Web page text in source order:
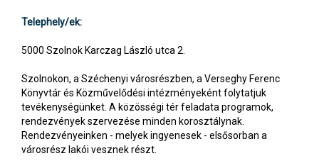
Telephely/ek:
5000 Szolnok Karczag László utca 2.
Szolnokon, a Széchenyi városrészben, a Verseghy Ferenc
Könyvtár és Közművelődési intézményeként folytatjuk
tevékenységünket. A közösségi tér feladata programok,
rendezvények szervezése minden korosztálynak.
Rendezvényeinken - melyek ingyenesek - elsősorban a
városrész lakói vesznek részt.